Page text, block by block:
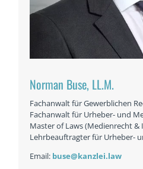
Norman Buse, LL.M.
Fachanwalt für Gewerblichen
Fachanwalt für Urheber- und
Master of Laws (Medienrecht &
Lehrbeauftragter für Urheber-
Email: buse@kanzlei.law